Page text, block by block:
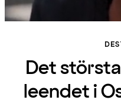
Det
leendet i